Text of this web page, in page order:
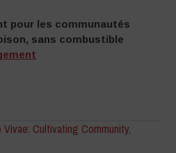
pour les communautés
sans combustible
Vivae: Cultivating Community,